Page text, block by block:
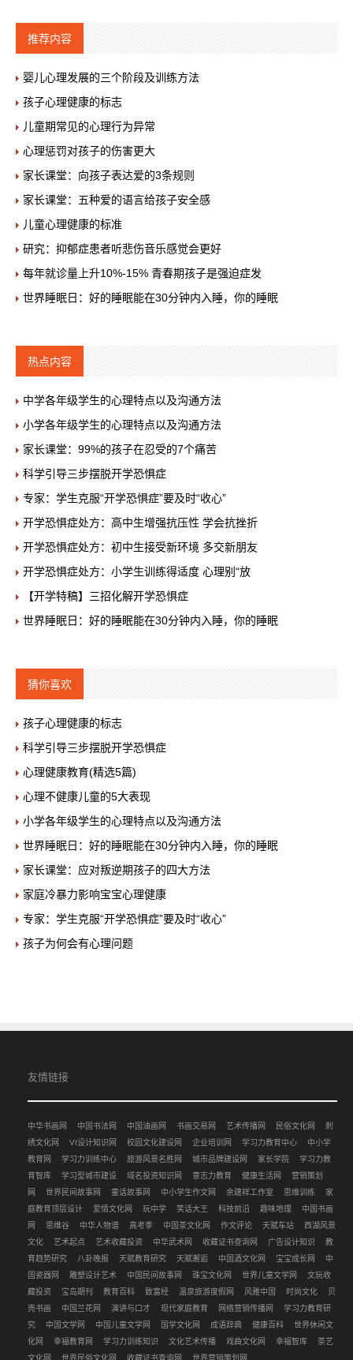
推荐内容
婴儿心理发展的三个阶段及训练方法
孩子心理健康的标志
儿童期常见的心理行为异常
心理惩罚对孩子的伤害更大
家长课堂：向孩子表达爱的3条规则
家长课堂：五种爱的语言给孩子安全感
儿童心理健康的标准
研究：抑郁症患者听悲伤音乐感觉会更好
每年就诊量上升10%-15% 青春期孩子是强迫症发
世界睡眠日：好的睡眠能在30分钟内入睡，你的睡眠
热点内容
中学各年级学生的心理特点以及沟通方法
小学各年级学生的心理特点以及沟通方法
家长课堂：99%的孩子在忍受的7个痛苦
科学引导三步摆脱开学恐惧症
专家：学生克服“开学恐惧症”要及时“收心”
开学恐惧症处方：高中生增强抗压性 学会抗挫折
开学恐惧症处方：初中生接受新环境 多交新朋友
开学恐惧症处方：小学生训练得适度 心理别“放
【开学特稿】三招化解开学恐惧症
世界睡眠日：好的睡眠能在30分钟内入睡，你的睡眠
猜你喜欢
孩子心理健康的标志
科学引导三步摆脱开学恐惧症
心理健康教育(精选5篇)
心理不健康儿童的5大表现
小学各年级学生的心理特点以及沟通方法
世界睡眠日：好的睡眠能在30分钟内入睡，你的睡眠
家长课堂：应对叛逆期孩子的四大方法
家庭冷暴力影响宝宝心理健康
专家：学生克服“开学恐惧症”要及时“收心”
孩子为何会有心理问题
友情链接
中华书画网 中国书法网 中国油画网 书画交易网 艺术传播网 民俗文化网
刺
绣文化网
VI设计知识网 校园文化建设网 企业培训网 学习力教育中心
中小学
教育网
学习力训练中心 旅游风景名胜网 城市品牌建设网 家长学院
学习力教
育智库
学习型城市建设 域名投资知识网 意志力教育 健康生活网
营销策划
网
世界民间故事网 童话故事网 中小学生作文网 余建祥工作室 思维训练
家
庭教育顶层设计
爱情文化网 玩中学 笑话大王 科技前沿 趣味地理
中国书画
网
思维谷 中华人物谱 高考季 中国茶文化网 作文评论 天赋车站
西湖风景
文化
艺术起点 艺术收藏投资 中华武术网 收藏证书查询网 广告设计知识
教
育趋势研究
八卦晚报 天赋教育研究 天赋邂逅 中国酒文化网 宝宝成长网
中
国瓷器网
雕塑设计艺术 中国民间故事网 珠宝文化网 世界儿童文学网
文玩收
藏投资
宝岛期刊 教育百科 致富经 温泉旅游度假网 风雅中国 时尚文化
贝
壳书画
中国兰花网 演讲与口才 现代家庭教育 网络营销传播网
学习力教育研
究
中国文学网 中国儿童文学网 国学文化网 成语辞典 健康百科
世界休闲文
化网
幸福教育网 学习力训练知识 文化艺术传播 戏曲文化网 幸福智库
茶艺
文化网
世界民俗文化网 收藏证书查询网 世界营销策划网